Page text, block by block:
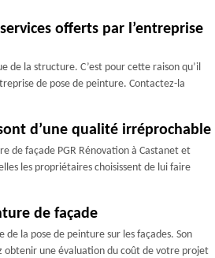
offerts par l’entreprise
de la structure. C’est pour cette raison qu’il
de pose de peinture. Contactez-la
d’une qualité irréprochable
de façade PGR Rénovation à Castanet et
les propriétaires choisissent de lui faire
de façade
la pose de peinture sur les façades. Son
obtenir une évaluation du coût de votre projet